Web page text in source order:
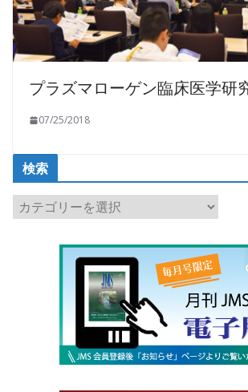
プラズマローゲン臨床医学研
07/25/2018
検索
検